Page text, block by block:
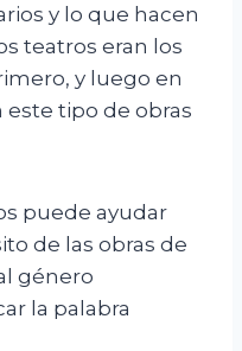
y lo que hacen
teatros eran los
y luego en
este tipo de obras
puede ayudar
de las obras de
género
la palabra